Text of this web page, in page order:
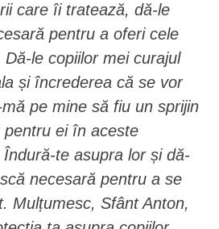
care îi tratează, dă-le
pentru a oferi cele
le copiilor mei curajul
și încrederea că se vor
pe mine să fiu un sprijin
ei în aceste
te asupra lor și dă-
necesară pentru a se
Mulțumesc, Sfânt Anton,